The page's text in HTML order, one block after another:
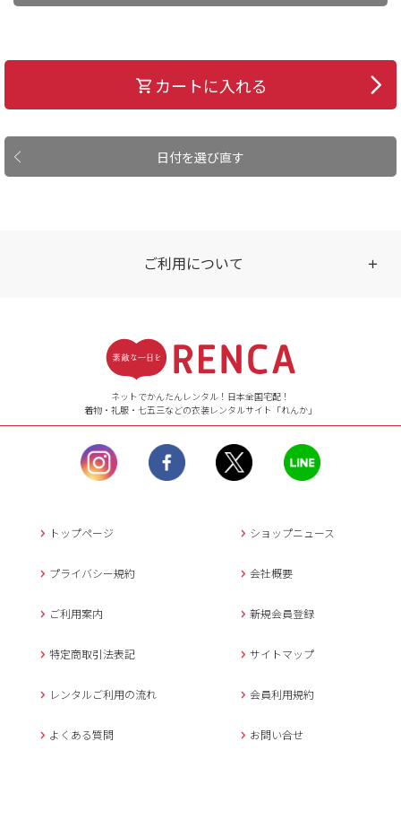
日付を選び直す
カートに入れる
ご利用について
【ご注文（インターネット）】
24時間年中無休
【お問い合わせ窓口（メー
ル）】10:00~17:00
土曜日、日曜日、臨
時休業日を除く。
営業時間外にいただ
返信させていただきま
年末年始、大型連休
メールでのお問い合わせ
ネットでかんたんレンタル！日本全国宅配！
着物・礼服・七五三などの衣装レンタルサイト「れんか」
トップページ ショップニュース
プライバシー規約 会社概要
ご利用案内 新規会員登録
特定商取引法表記 サイトマップ
レンタルご利用の流れ 会員利用規約
よくある質問 お問い合せ